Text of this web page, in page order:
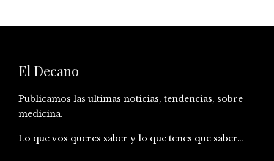
El Decano
Publicamos las ultimas noticias, tendencias, sobre
medicina.
Lo que vos queres saber y lo que tenes que saber…